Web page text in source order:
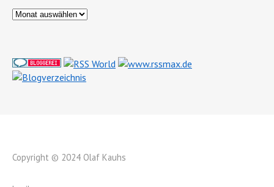
Copyright © 2024 Olaf Kauhs